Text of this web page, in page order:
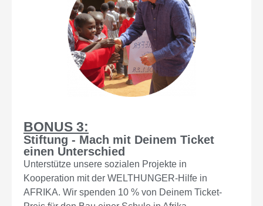
BONUS 3:
Stiftung - Mach mit Deinem Ticket
einen Unterschied
Unterstütze unsere sozialen Projekte in
Kooperation mit der WELTHUNGER-Hilfe in
AFRIKA. Wir spenden 10 % von Deinem Ticket-